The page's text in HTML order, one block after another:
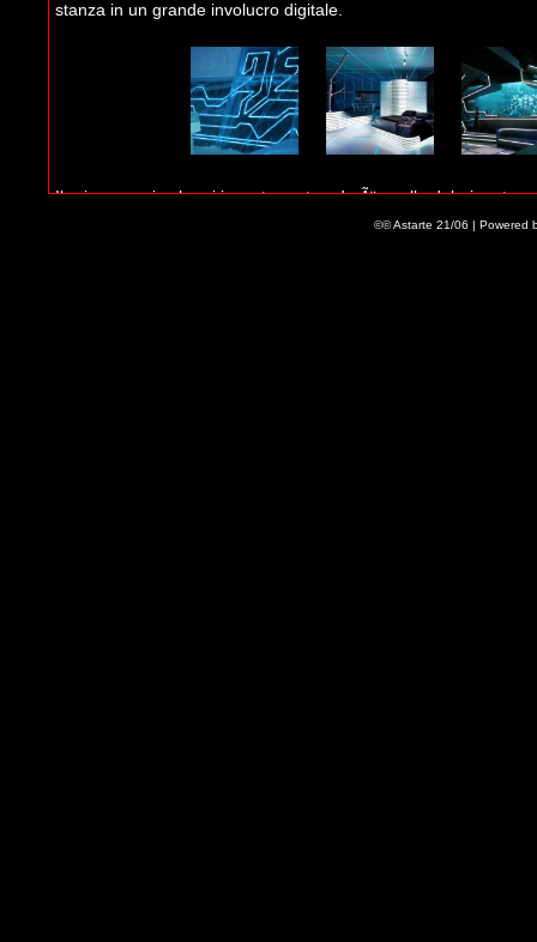
stanza in un grande involucro digitale.
Il primo spazio che si incontra entrando Ã¨ quello del
vista sul maxischermo, mentre la camera da letto si trova
©© Astarte 21/06 | Powered